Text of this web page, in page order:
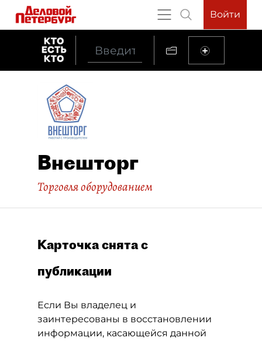
Войти
Внешторг
Торговля оборудованием
Карточка снята с
публикации
Если Вы владелец и
заинтересованы в восстановлении
информации, касающейся данной